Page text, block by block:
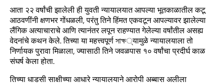
आता २२ वर्षांची झालेली ही युवती न्यायालयात आपल्या भूतकाळातील कटू
आठवणींनी क्षणभर गोंधळली, परंतु तिने हिंमत एकवटून आपल्यावर झालेल्या
लैंगिक अत्याचाराचे आणि त्यानंतर लपून राहण्यात गेलेल्या वर्षांतील असह्य
वेदनांचे कथन केले. तिच्या या महत्त्वपूर्ण সাক্ষ्यामुळे न्यायालयाला तो
निर्णायक पुरावा मिळाला, ज्यासाठी तिने जवळपास १० वर्षांचा प्रदीर्घ काळ
संघर्ष केला होता.
तिच्या धाडसी साक्षीच्या आधारे न्यायालयाने आरोपी अब्बास अलीला